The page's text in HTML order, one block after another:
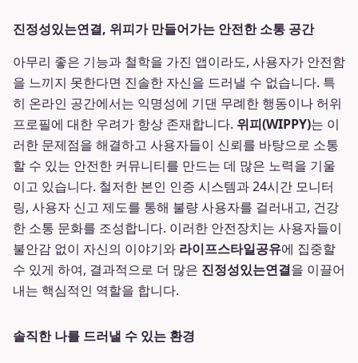
진정성있는연결, 위피가 만들어가는 안전한 소통 공간
아무리 좋은 기능과 철학을 가진 앱이라도, 사용자가 안전함
을 느끼지 못한다면 진솔한 자신을 드러낼 수 없습니다. 특
히 온라인 공간에서는 익명성에 기댄 무례한 행동이나 허위
프로필에 대한 우려가 항상 존재합니다. 위피(WIPPY)는 이
러한 문제점을 해결하고 사용자들이 신뢰를 바탕으로 소통
할 수 있는 안전한 커뮤니티를 만드는 데 많은 노력을 기울
이고 있습니다. 철저한 본인 인증 시스템과 24시간 모니터
링, 사용자 신고 제도를 통해 불량 사용자를 걸러내고, 건강
한 소통 문화를 조성합니다. 이러한 안전장치는 사용자들이
불안감 없이 자신의 이야기와 라이프스타일공유에 집중할
수 있게 하여, 결과적으로 더 많은 진정성있는연결을 이끌어
내는 핵심적인 역할을 합니다.
솔직한 나를 드러낼 수 있는 환경